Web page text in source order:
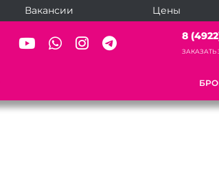
Вакансии Цены
8